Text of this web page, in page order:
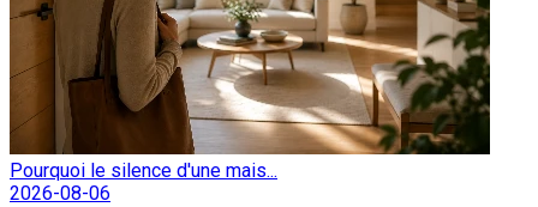
Pourquoi le silence d'une mais...
2026-08-06